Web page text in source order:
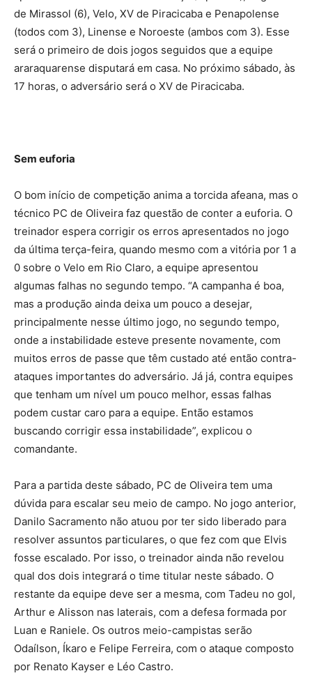
de Mirassol (6), Velo, XV de Piracicaba e Penapolense
(todos com 3), Linense e Noroeste (ambos com 3). Esse
será o primeiro de dois jogos seguidos que a equipe
araraquarense disputará em casa. No próximo sábado, às
17 horas, o adversário será o XV de Piracicaba.
Sem euforia
O bom início de competição anima a torcida afeana, mas o
técnico PC de Oliveira faz questão de conter a euforia. O
treinador espera corrigir os erros apresentados no jogo
da última terça-feira, quando mesmo com a vitória por 1 a
0 sobre o Velo em Rio Claro, a equipe apresentou
algumas falhas no segundo tempo. “A campanha é boa,
mas a produção ainda deixa um pouco a desejar,
principalmente nesse último jogo, no segundo tempo,
onde a instabilidade esteve presente novamente, com
muitos erros de passe que têm custado até então contra-
ataques importantes do adversário. Já já, contra equipes
que tenham um nível um pouco melhor, essas falhas
podem custar caro para a equipe. Então estamos
buscando corrigir essa instabilidade”, explicou o
comandante.
Para a partida deste sábado, PC de Oliveira tem uma
dúvida para escalar seu meio de campo. No jogo anterior,
Danilo Sacramento não atuou por ter sido liberado para
resolver assuntos particulares, o que fez com que Elvis
fosse escalado. Por isso, o treinador ainda não revelou
qual dos dois integrará o time titular neste sábado. O
restante da equipe deve ser a mesma, com Tadeu no gol,
Arthur e Alisson nas laterais, com a defesa formada por
Luan e Raniele. Os outros meio-campistas serão
Odaílson, Íkaro e Felipe Ferreira, com o ataque composto
por Renato Kayser e Léo Castro.